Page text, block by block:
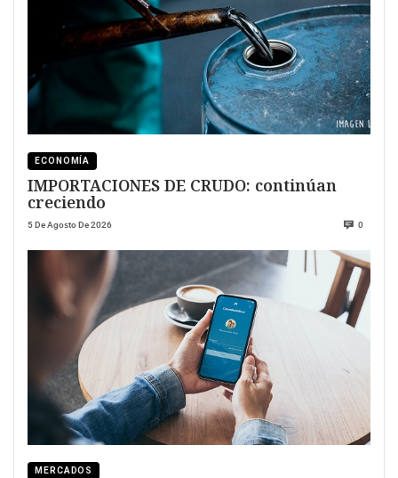
ECONOMÍA
IMPORTACIONES DE CRUDO: continúan
creciendo
5 De Agosto De 2026 0
MERCADOS